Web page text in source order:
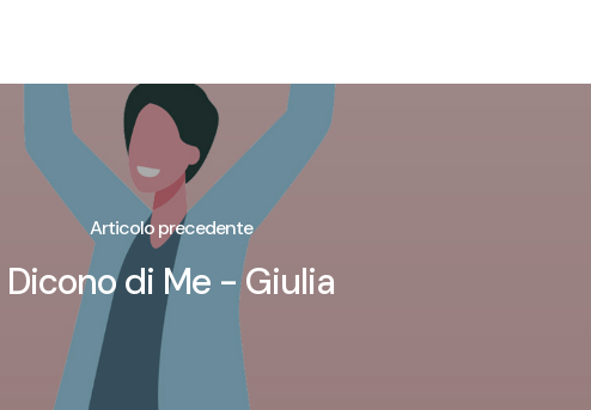
Articolo precedente
Dicono di Me - Giulia